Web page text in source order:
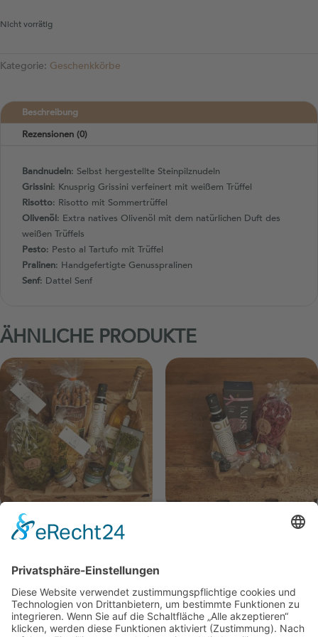
Nicht vorrätig
Kategorie: Geschenkkörbe
Beschreibung
Rezensionen (0)
Bandnudeln: Selbst hergestellte Steinpilznudeln
Grissini: Knusprig Grissini verfeinert mit weißem Trüffel
Risotto: Risotto mit Sommertrüffel
Olivenöl: Extra natives Olivenöl mit dem natürlichen Duft des
weißen Trüffels
Pesto: Pesto al Tartufo mit Trüffel
Pralinen: Handgefertigte Genusspralinen
Senf: Dattel Senf
ÄHNLICHE PRODUKTE
Genusskorb „Verde“
80,00 €